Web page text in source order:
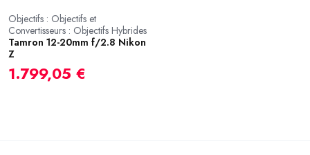
Objectifs : Objectifs et
Convertisseurs : Objectifs Hybrides
Tamron 12-20mm f/2.8 Nikon
Z
1.799,05 €